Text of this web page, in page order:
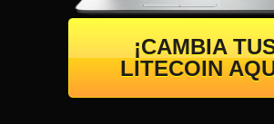
¡CAMBIA
LITECOIN